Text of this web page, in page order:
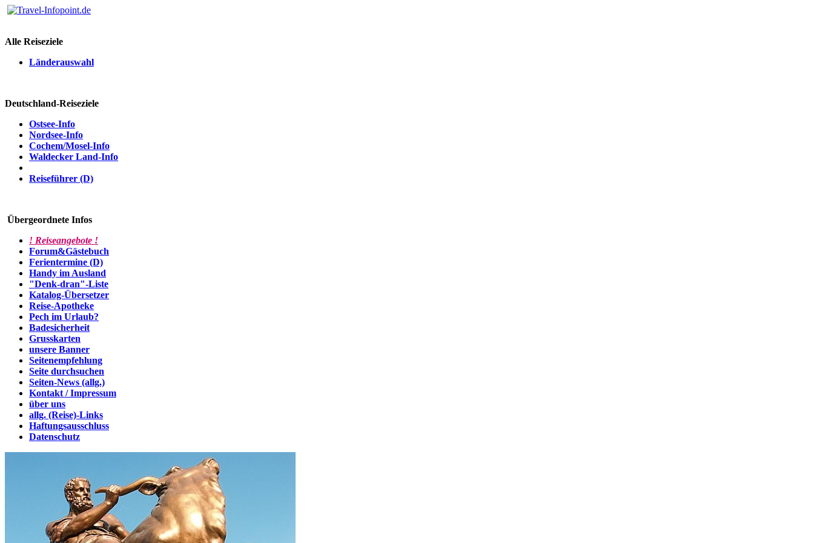
Alle Reiseziele
Länderauswahl
Deutschland-Reiseziele
Ostsee-Info
Nordsee-Info
Cochem/Mosel-Info
Waldecker Land-Info
Reiseführer (D)
Übergeordnete Infos
! Reiseangebote !
Forum&Gästebuch
Ferientermine (D)
Handy im Ausland
"Denk-dran"-Liste
Katalog-Übersetzer
Reise-Apotheke
Pech im Urlaub?
Badesicherheit
Grusskarten
unsere Banner
Seitenempfehlung
Seite durchsuchen
Seiten-News (allg.)
Kontakt / Impressum
über uns
allg. (Reise)-Links
Haftungsausschluss
Datenschutz